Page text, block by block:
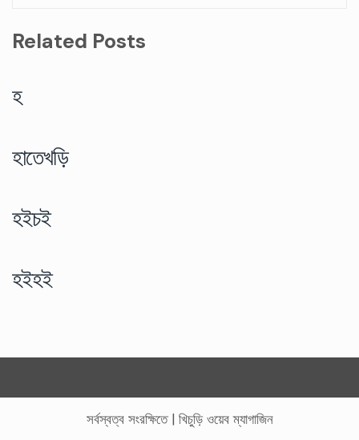
Related Posts
হ
হাতেখড়ি
হইচই
হইহই
সর্বস্বত্ব সংরক্ষিতে | খিচুড়ি ওয়েব ম্যাগাজিন